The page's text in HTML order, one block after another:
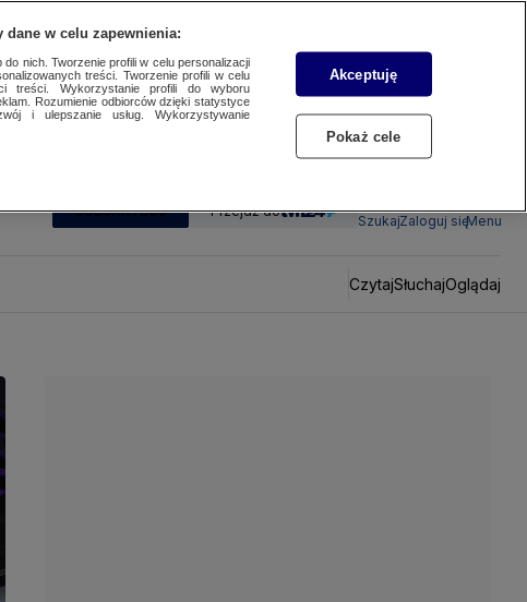
SUBSKRYBUJ Przejdź do
SzukajZaloguj sięMenu
CzytajSłuchajOglądaj
dane w celu zapewnienia:
nich. Tworzenie profili w celu personalizacji
treści. Tworzenie profili w celu
treści. Wykorzystanie profili do wyboru
Rozumienie odbiorców dzięki statystyce
i ulepszanie usług. Wykorzystywanie
Akceptuję
Pokaż cele